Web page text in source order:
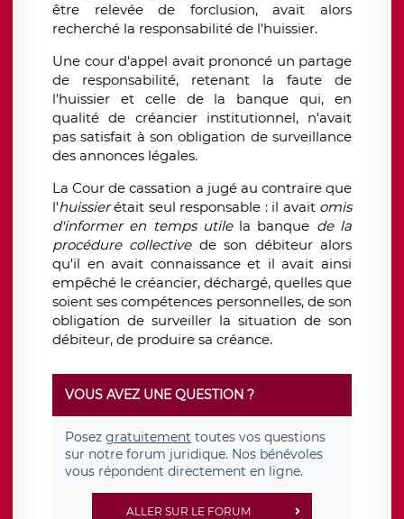
être relevée de forclusion, avait alors
recherché la responsabilité de l'huissier.
Une cour d'appel avait prononcé un partage
de responsabilité, retenant la faute de
l'huissier et celle de la banque qui, en
qualité de créancier institutionnel, n'avait
pas satisfait à son obligation de surveillance
des annonces légales.
La Cour de cassation a jugé au contraire que
l'huissierétait seul responsable : il avait omis
d'informer en temps utilela banque de la
procédure collectivede son débiteur alors
qu'il en avait connaissance et il avait ainsi
empêché le créancier, déchargé, quelles que
soient ses compétences personnelles, de son
obligation de surveiller la situation de son
débiteur, de produire sa créance.
VOUS AVEZ UNE QUESTION ?
Posez gratuitement toutes vos questions
sur notre forum juridique. Nos bénévoles
vous répondent directement en ligne.
ALLER SUR LE FORUM